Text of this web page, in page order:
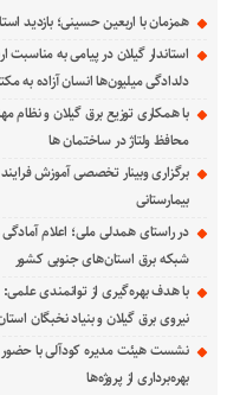
همزمان با اربعین حسینی؛ بازدید
استاندار گیلان در پیامی به مناسبت
دلدادگی میلیون‌ها انسان آزاده به
با همکاری توزیع برق گیلان و نظام
محافظ ولتاژ در ساختمان ها
برگزاری وبینار تخصصی آموزش فرایند
بیمارستانی
در راستای همدلی ملی؛ اعلام آمادگی
شبكه برق استان‌های جنوبی كشور
با هدف بهره‌گیری از توانمندی علمی:
نیروی برق گیلان و بنیاد نخبگان استان
نشست هیئت مدیره کودآلی با حضور
بهره‌برداری از پروژه‌ها